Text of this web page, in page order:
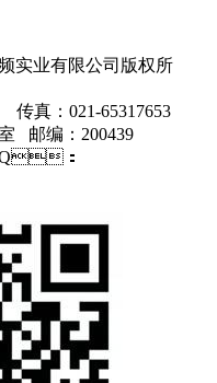
实业有限公司 版权所
真：021-65317653
邮编：200439
：